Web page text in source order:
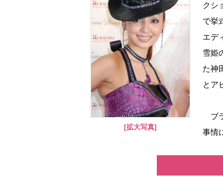
[拡大写真]
クシ
で挙
エデ
雪姫
た神
とア
ブ
事情